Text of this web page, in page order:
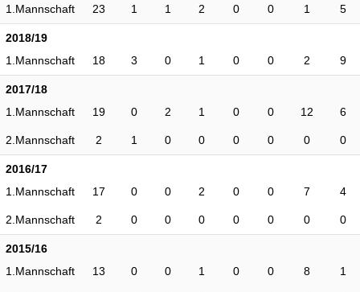
1.Mannschaft
23 1 1 2 0 0 1 5
2018/19
1.Mannschaft
18 3 0 1 0 0 2 9
2017/18
1.Mannschaft
19 0 2 1 0 0 12 6
2.Mannschaft 2 1 0 0 0 0 0 0
2016/17
1.Mannschaft
17 0 0 2 0 0 7 4
2.Mannschaft 2 0 0 0 0 0 0 0
2015/16
1.Mannschaft
13 0 0 1 0 0 8 1